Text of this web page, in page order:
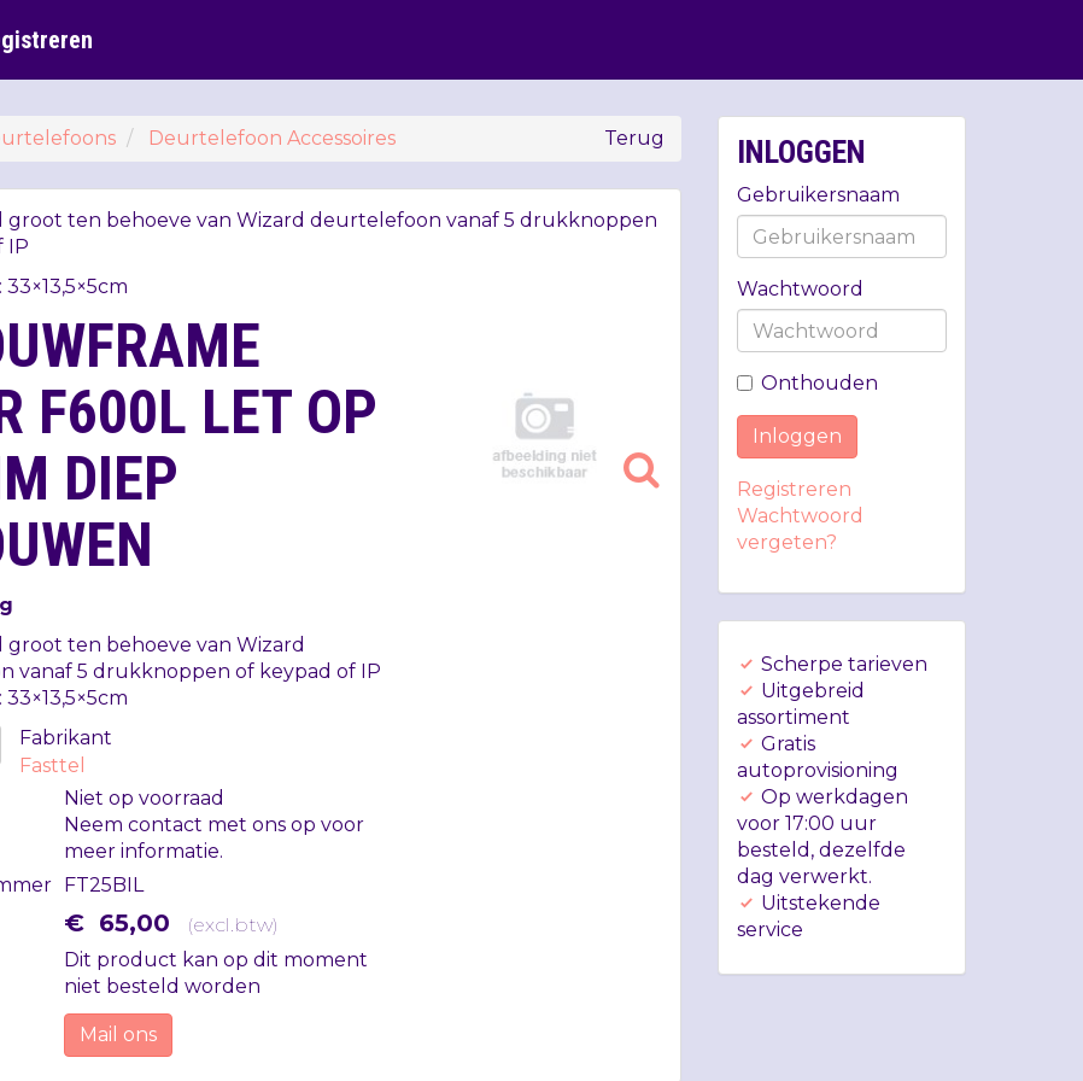
Terug
Deurtelefoon Accessoires
groot ten behoeve van Wizard deurtelefoon vanaf 5 drukknoppen
IP
F600L LET OP
DIEP
ten behoeve van Wizard
vanaf 5 drukknoppen of keypad of IP
Fabrikant
Fasttel
Niet op voorraad
Neem contact met ons op voor
meer informatie.
FT25BIL
€ 65,00 (excl.btw)
Dit product kan op dit moment
niet besteld worden
Mail ons
INLOGGEN
Gebruikersnaam
Wachtwoord
Onthouden
Inloggen
Registreren
Wachtwoord
vergeten?
Scherpe tarieven
Uitgebreid
assortiment
Gratis
autoprovisioning
Op werkdagen
voor 17:00 uur
besteld, dezelfde
dag verwerkt.
Uitstekende
service